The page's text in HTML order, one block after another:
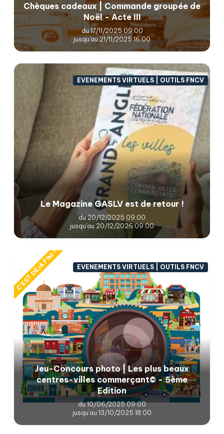
Chèques cadeaux | Commande groupée de
Noël - Acte III
du 17/11/2025 09:00
jusqu'au 21/11/2025 16:00
EVENEMENTS VIRTUELS | OUTILS FNCV
Le Magazine GASLV est de retour !
du 20/12/2025 09:00
jusqu'au 20/12/2026 09:00
C'EST DÉJÀ FINI ! EVENEMENTS VIRTUELS | OUTILS FNCV
Jeu-Concours photo | Les plus beaux
centres-villes commerçant© - 5ème
Edition
du 10/06/2025 09:00
jusqu'au 13/10/2025 18:00